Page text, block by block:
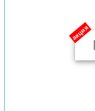
акция